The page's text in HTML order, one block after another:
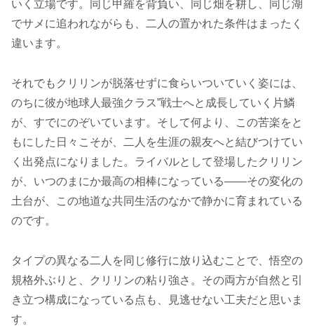
いく立場です。同じ甲羅を背負い、同じ畑を耕し、同じ湖
でサメに追われながらも、二人の置かれた条件はまったく
違います。
それでもクリリンが脱落せずに食らいついていく姿には、
のちに彼が地球人最強クラス”戦士へと成長していく片鱗
が、すでにのぞいています。そして何より、この苦楽をと
もにした日々こそが、二人を生涯の親友へと結びつけてい
く出発点になりました。ライバルとして登場したクリリン
が、いつのまにか最高の相棒になっている――その変化の
土台が、この地道な共同生活のなかで静かに育まれている
のです。
タイプの異なる二人を同じ修行に放り込むことで、悟空の
規格外ぶりと、クリリンの粘り強さ。その両方が自然と引
き立つ構成になっている点も、見逃せない工夫だと思いま
す。